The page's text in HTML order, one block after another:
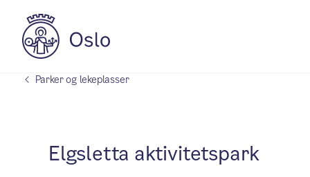
Parker og lekeplasser
Elgsletta aktivitetspark